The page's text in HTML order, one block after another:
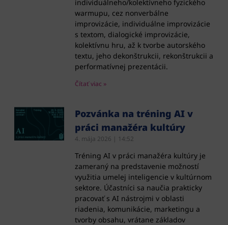
individuálneho/kolektívneho fyzického
warmupu, cez nonverbálne
improvizácie, individuálne improvizácie
s textom, dialogické improvizácie,
kolektívnu hru, až k tvorbe autorského
textu, jeho dekonštrukcii, rekonštrukcii a
performatívnej prezentácii.
Čítať viac »
Pozvánka na tréning AI v
práci manažéra kultúry
4. mája 2026 14:52
Tréning AI v práci manažéra kultúry je
zameraný na predstavenie možností
využitia umelej inteligencie v kultúrnom
sektore. Účastníci sa naučia prakticky
pracovať s AI nástrojmi v oblasti
riadenia, komunikácie, marketingu a
tvorby obsahu, vrátane základov